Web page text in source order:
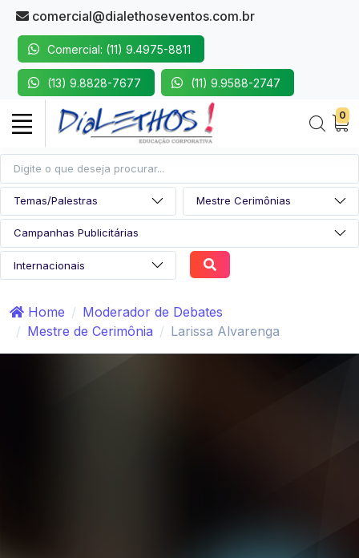
comercial@dialethoseventos.com.br
Comercial: (11) 9.4975-8811
(13) 9.8828-7677 (11) 9.9588-2747
0
Home
Moderador de Debates
Mestre de Cerimônia
Larissa Alvarenga